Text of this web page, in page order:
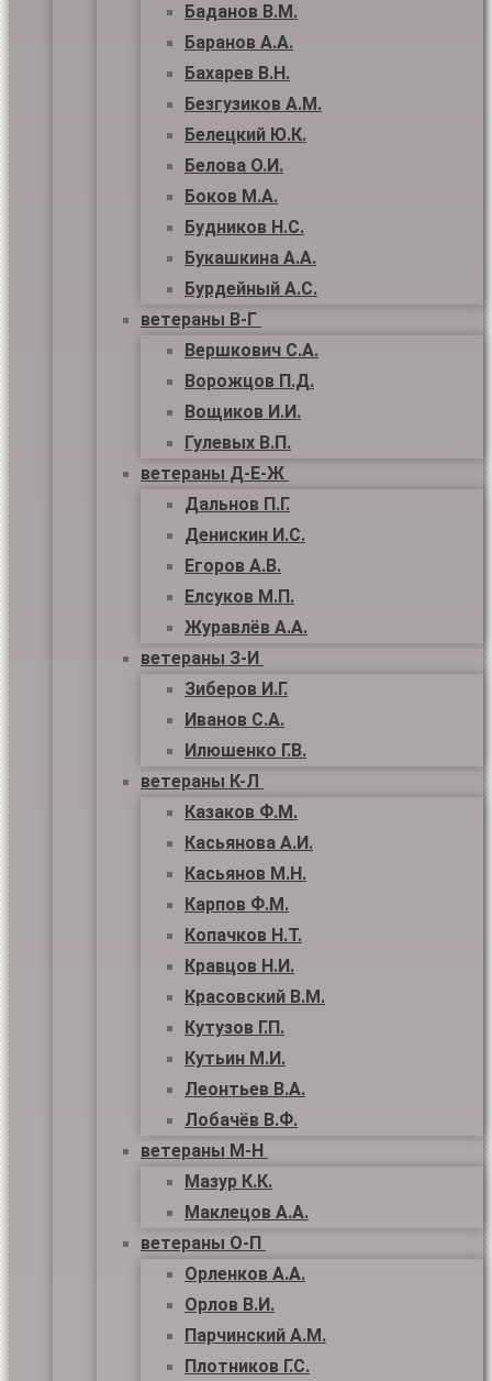
Баданов В.М.
Баранов А.А.
Бахарев В.Н.
Безгузиков А.М.
Белецкий Ю.К.
Белова О.И.
Боков М.А.
Будников Н.С.
Букашкина А.А.
Бурдейный А.С.
ветераны В-Г
Вершкович С.А.
Ворожцов П.Д.
Вощиков И.И.
Гулевых В.П.
ветераны Д-Е-Ж
Дальнов П.Г.
Денискин И.С.
Егоров А.В.
Елсуков М.П.
Журавлёв А.А.
ветераны З-И
Зиберов И.Г.
Иванов С.А.
Илюшенко Г.В.
ветераны К-Л
Казаков Ф.М.
Касьянова А.И.
Касьянов М.Н.
Карпов Ф.М.
Копачков Н.Т.
Кравцов Н.И.
Красовский В.М.
Кутузов Г.П.
Кутьин М.И.
Леонтьев В.А.
Лобачёв В.Ф.
ветераны М-Н
Мазур К.К.
Маклецов А.А.
ветераны О-П
Орленков А.А.
Орлов В.И.
Парчинский А.М.
Плотников Г.С.